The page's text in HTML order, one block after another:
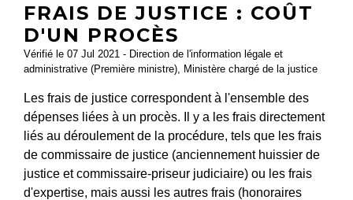
FRAIS DE JUSTICE : COÛT
D'UN PROCÈS
Vérifié le 07 Jul 2021 - Direction de l'information légale et
administrative (Première ministre), Ministère chargé de la justice
Les frais de justice correspondent à l'ensemble des
dépenses liées à un procès. Il y a les frais directement
liés au déroulement de la procédure, tels que les frais
de commissaire de justice (anciennement huissier de
justice et commissaire-priseur judiciaire) ou les frais
d'expertise, mais aussi les autres frais (honoraires